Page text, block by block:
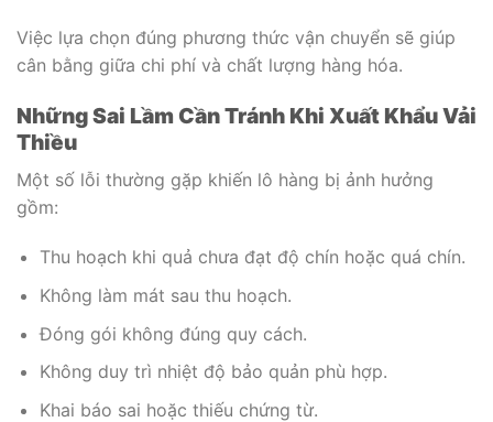
Việc lựa chọn đúng phương thức vận chuyển sẽ giúp
cân bằng giữa chi phí và chất lượng hàng hóa.
Những Sai Lầm Cần Tránh Khi Xuất Khẩu Vải
Thiều
Một số lỗi thường gặp khiến lô hàng bị ảnh hưởng
gồm:
Thu hoạch khi quả chưa đạt độ chín hoặc quá chín.
Không làm mát sau thu hoạch.
Đóng gói không đúng quy cách.
Không duy trì nhiệt độ bảo quản phù hợp.
Khai báo sai hoặc thiếu chứng từ.